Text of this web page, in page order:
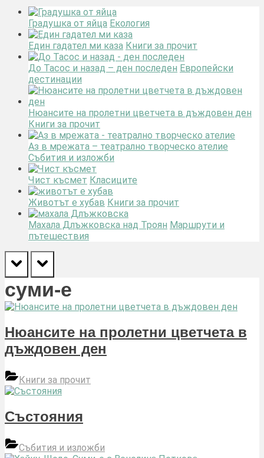
Градушка от яйца Екология
Един гадател ми каза Книги за прочит
До Тасос и назад – ден последен Европейски
дестинации
Нюансите на пролетни цветчета в дъждовен ден
Книги за прочит
Аз в мрежата – театрално творческо ателие
Събития и изложби
Чист късмет Класиците
Животът е хубав Книги за прочит
Махала Длъжковска над Троян Маршрути и
пътешествия
prev next
суми-е
Нюансите на пролетни цветчета в
дъждовен ден
Книги за прочит
Състояния
Събития и изложби